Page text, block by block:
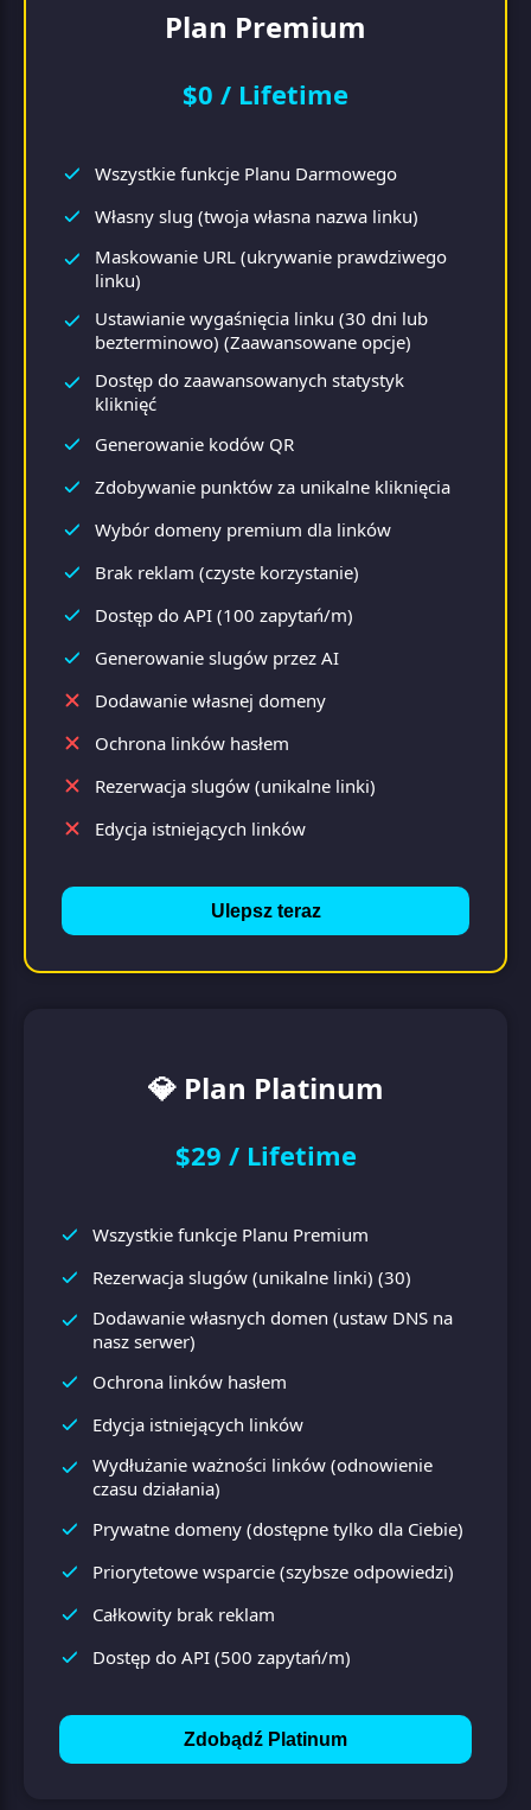
Plan Premium
$0 / Lifetime
Wszystkie funkcje Planu Darmowego
Własny slug (twoja własna nazwa linku)
Maskowanie URL (ukrywanie prawdziwego
linku)
Ustawianie wygaśnięcia linku (30 dni lub
bezterminowo) (Zaawansowane opcje)
Dostęp do zaawansowanych statystyk
kliknięć
Generowanie kodów QR
Zdobywanie punktów za unikalne kliknięcia
Wybór domeny premium dla linków
Brak reklam (czyste korzystanie)
Dostęp do API (100 zapytań/m)
Generowanie slugów przez AI
Dodawanie własnej domeny
Ochrona linków hasłem
Rezerwacja slugów (unikalne linki)
Edycja istniejących linków
Ulepsz teraz
💎 Plan Platinum
$29 / Lifetime
Wszystkie funkcje Planu Premium
Rezerwacja slugów (unikalne linki) (30)
Dodawanie własnych domen (ustaw DNS na
nasz serwer)
Ochrona linków hasłem
Edycja istniejących linków
Wydłużanie ważności linków (odnowienie
czasu działania)
Prywatne domeny (dostępne tylko dla Ciebie)
Priorytetowe wsparcie (szybsze odpowiedzi)
Całkowity brak reklam
Dostęp do API (500 zapytań/m)
Zdobądź Platinum